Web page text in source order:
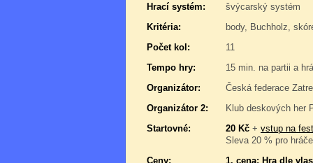
Hrací systém:
švýcarský systém
Kritéria:
body, Buchholz,
Počet kol:
11
Tempo hry:
15 min. na partii a
Organizátor:
Česká federace Zatre
Organizátor 2:
Klub deskových her
Startovné:
20 Kč + vstup na
Sleva 20 % pro
Ceny:
1. cena: Hra dle